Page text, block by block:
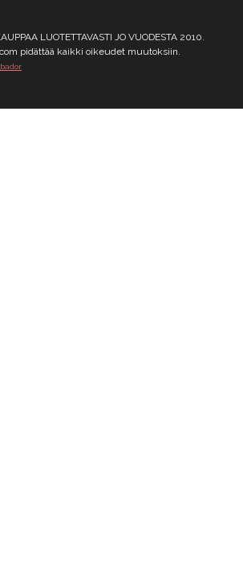
LUOTETTAVASTI JO VUODESTA 2010.
pidättää kaikki oikeudet muutoksiin.